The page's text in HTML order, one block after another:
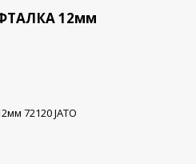
12мм
72120 ЈАТО